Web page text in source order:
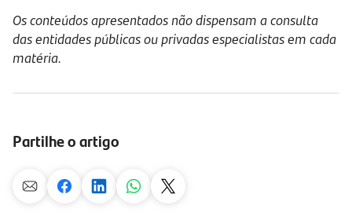
Os conteúdos apresentados não dispensam a consulta
das entidades públicas ou privadas especialistas em cada
matéria.
Partilhe o artigo